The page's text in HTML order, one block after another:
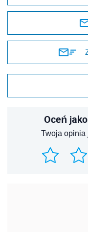
Oceń
Twoja opinia